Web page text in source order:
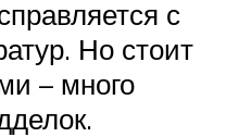
с
Но стоит
– много